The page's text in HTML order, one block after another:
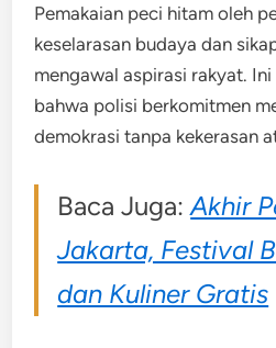
Pemakaian peci hitam oleh
keselarasan budaya dan
mengawal aspirasi rakyat.
bahwa polisi berkomitmen
demokrasi tanpa kekerasan
Baca Juga:Akhir
Jakarta, Festival
dan Kuliner Gratis